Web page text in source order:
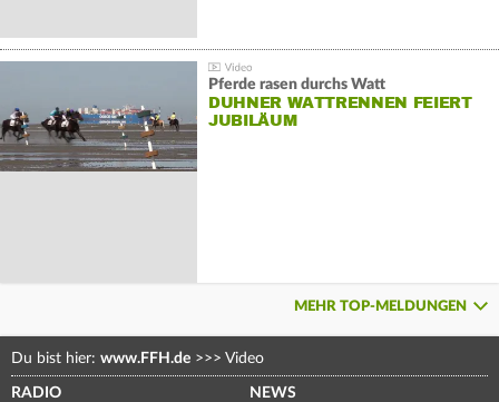
Pferde rasen durchs Watt
DUHNER WATTRENNEN FEIERT
JUBILÄUM
MEHR TOP-MELDUNGEN
Du bist hier: www.FFH.de >>> Video
RADIO NEWS